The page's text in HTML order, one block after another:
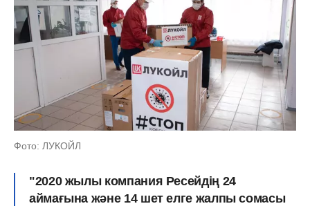
Фото: ЛУКОЙЛ
"2020 жылы компания Ресейдің 24
аймағына және 14 шет елге жалпы сомасы